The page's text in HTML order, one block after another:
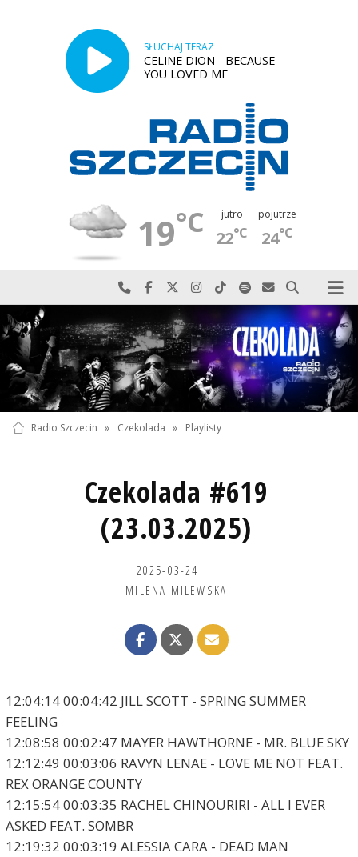
SŁUCHAJ TERAZ
CELINE DION - BECAUSE
YOU LOVED ME
19°C jutro
22°C
pojutrze
24°C
Najlepiej po prostu do nas zadzwoń
Odwiedź nas na Facebook-u
Odwiedź nas na X
Odwiedź nas na Instagram-ie
Odwiedź nas na TikTok-u
Szukaj nas na Spotify
Wyślij do nas
Szukaj
Radio Szczecin » Czekolada » Playlisty
Czekolada #619
(23.03.2025)
2025-03-24
MILENA MILEWSKA
12:04:14 00:04:42 JILL SCOTT - SPRING SUMMER
FEELING
12:08:58 00:02:47 MAYER HAWTHORNE - MR. BLUE SKY
12:12:49 00:03:06 RAVYN LENAE - LOVE ME NOT FEAT.
REX ORANGE COUNTY
12:15:54 00:03:35 RACHEL CHINOURIRI - ALL I EVER
ASKED FEAT. SOMBR
12:19:32 00:03:19 ALESSIA CARA - DEAD MAN